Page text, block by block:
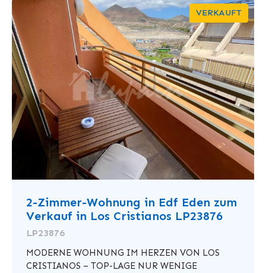
VERKAUFT
2-Zimmer-Wohnung in Edf Eden zum
Verkauf in Los Cristianos LP23876
LP23876
MODERNE WOHNUNG IM HERZEN VON LOS
CRISTIANOS – TOP-LAGE NUR WENIGE